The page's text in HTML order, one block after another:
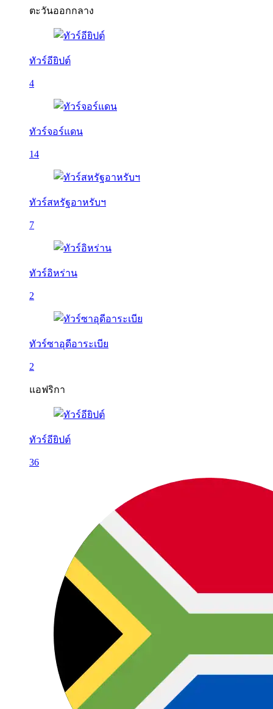
ตะวันออกกลาง
ทัวร์อียิปต์
4
ทัวร์จอร์แดน
14
ทัวร์สหรัฐอาหรับฯ
7
ทัวร์อิหร่าน
2
ทัวร์ซาอุดีอาระเบีย
2
แอฟริกา
ทัวร์อียิปต์
36